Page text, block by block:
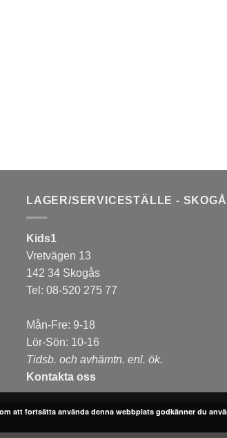
LAGER/SERVICESTÄLLE -
Kids1
Vretvägen 13
142 34 Skogås
Tel: 08-520 275 77
Mån-Fre: 9-18
Lör-Sön: 10-16
Tidsb. och avhämtn. enl. ök.
Kontakta oss
att fortsätta använda denna webbplats godkänner du